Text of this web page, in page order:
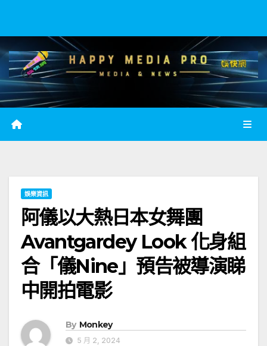
娛樂資訊
阿儀以大熱日本女舞團
Avantgardey Look 化身組
合「儀Nine」預告被導演睇
中開拍電影
By Monkey
5 月 2, 2024